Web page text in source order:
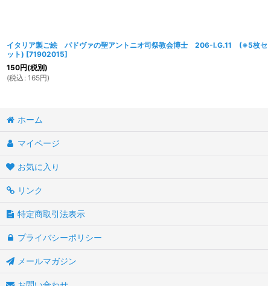
イタリア製ご絵 パドヴァの聖アントニオ司祭教会博士 206-I.G.11 (※5枚セ
ット) [71902015]
150円(税別)
(税込 : 165円)
ホーム
マイページ
お気に入り
リンク
特定商取引法表示
プライバシーポリシー
メールマガジン